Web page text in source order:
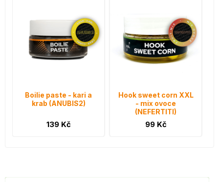
Boilie paste - kari a
krab (ANUBIS2)
139 Kč
Hook sweet corn XXL
- mix ovoce
(NEFERTITI)
99 Kč